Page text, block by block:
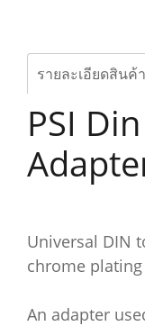
รายละเอียดสินค้า
PSI
Universal DIN
chrome
An adapter